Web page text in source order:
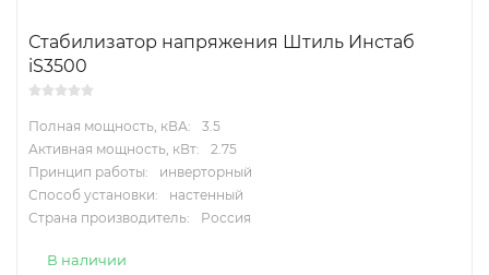
Стабилизатор напряжения Штиль Инстаб
iS3500
Полная мощность, кВА:
3.5
Активная мощность, кВт:
2.75
Принцип работы:
инверторный
Способ установки:
настенный
Страна производитель:
Россия
В наличии